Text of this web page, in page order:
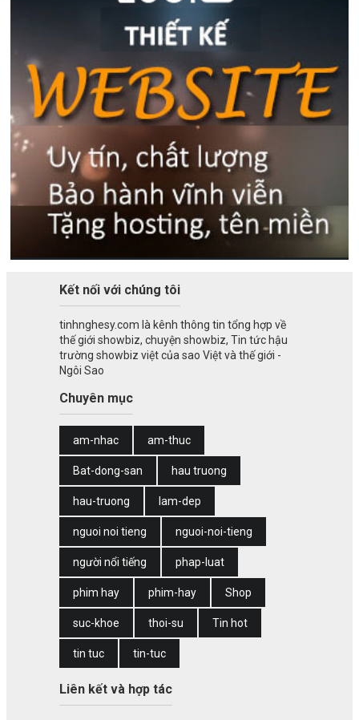
Kết nối với chúng tôi
tinhnghesy.com là kênh thông tin tổng hợp về
thế giới showbiz, chuyện showbiz, Tin tức hậu
trường showbiz việt của sao Việt và thế giới -
Ngôi Sao
Chuyên mục
am-nhac am-thuc
Bat-dong-san hau truong
hau-truong lam-dep
nguoi noi tieng nguoi-noi-tieng
người nổi tiếng phap-luat
phim hay phim-hay Shop
suc-khoe thoi-su Tin hot
tin tuc tin-tuc
Liên kết và hợp tác